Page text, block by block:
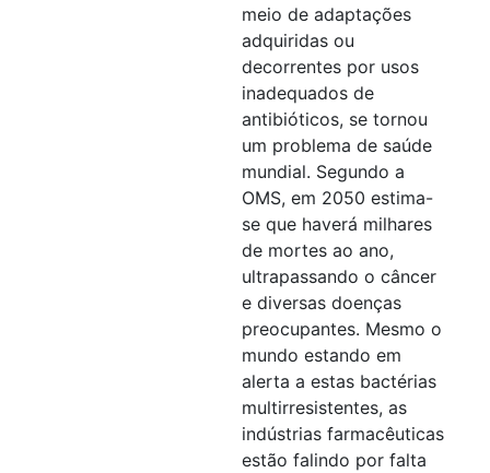
meio de adaptações
adquiridas ou
decorrentes por usos
inadequados de
antibióticos, se tornou
um problema de saúde
mundial. Segundo a
OMS, em 2050 estima-
se que haverá milhares
de mortes ao ano,
ultrapassando o câncer
e diversas doenças
preocupantes. Mesmo o
mundo estando em
alerta a estas bactérias
multirresistentes, as
indústrias farmacêuticas
estão falindo por falta